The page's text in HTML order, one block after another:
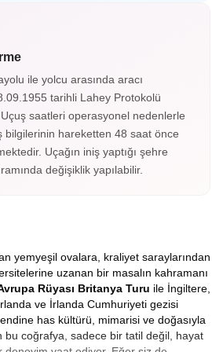
ev sahipliği yapıyor. Eşsiz İngiliz
gereken şehirlerden.
ile yolcu arasında aracı
tarihli Lahey Protokolü
saatleri operasyonel nedenlerle
bilgilerinin hareketten 48 saat önce
Uçağın iniş yaptığı şehre
değişiklik yapılabilir.
yemyeşil ovalara, kraliyet saraylarından
uzanan bir masalın kahramanı
Rüyası Britanya Turu ile İngiltere,
ve İrlanda Cumhuriyeti gezisi
has kültürü, mimarisi ve doğasıyla
bu coğrafya, sadece bir tatil değil, hayat